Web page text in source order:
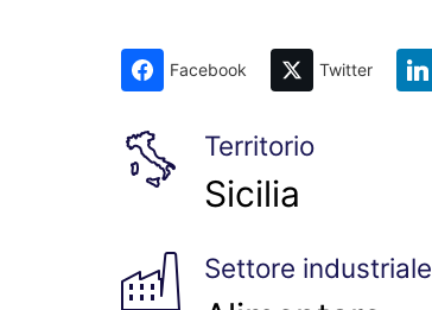
Facebook Twitter
Territorio
Sicilia
Settore industriale